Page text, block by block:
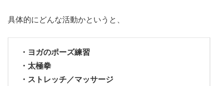
具体的にどんな活動かというと、
・ヨガのポーズ練習
・太極拳
・ストレッチ／マッサージ